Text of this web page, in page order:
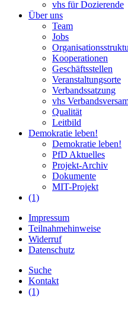
vhs für Dozierende
Über uns
Team
Jobs
Kooperationen
Geschäftsstellen
Veranstaltungsorte
Verbandssatzung
vhs
Qualität
Leitbild
Demokratie leben!
Demokratie leben!
PfD Aktuelles
Projekt-Archiv
Dokumente
MIT-Projekt
(1)
Impressum
Teilnahmehinweise
Widerruf
Datenschutz
Suche
Kontakt
(1)